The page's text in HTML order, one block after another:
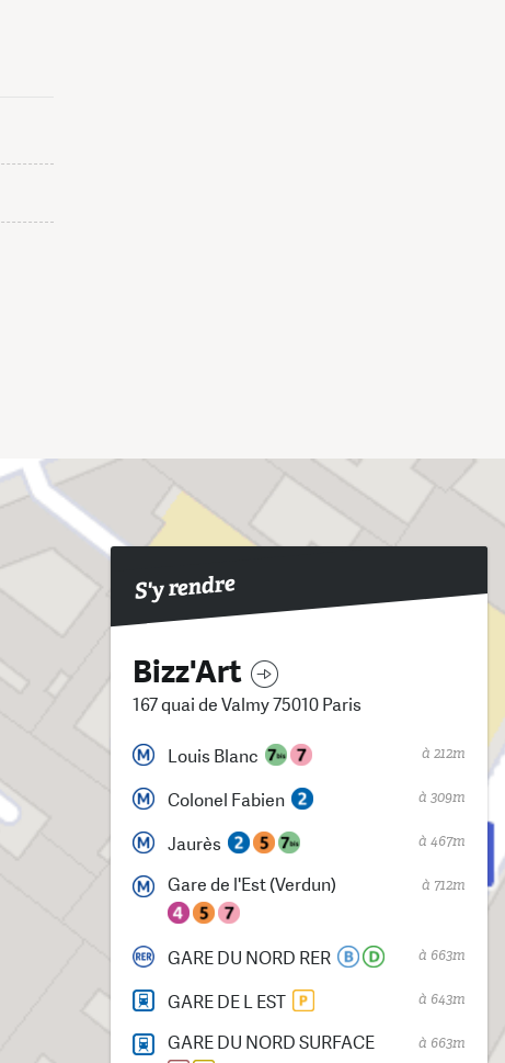
S'y rendre
Bizz'Art
167 quai de Valmy 75010 Paris
Louis Blanc à 212m
Colonel Fabien à 309m
Jaurès à 467m
Gare de l'Est (Verdun) à 712m
GARE DU NORD RER à 663m
GARE DE L EST à 643m
GARE DU NORD SURFACE à 663m